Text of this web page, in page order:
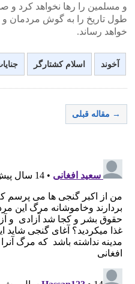
و مسلمین را رها نخواهد کرد و
طول تاریخ را به گوش مردمان
خواهد رساند.
آخوند اسلام کشتارگر
→ مقاله قبلی